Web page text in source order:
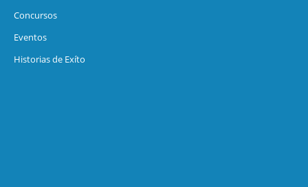
Concursos
Eventos
Historias de Exíto